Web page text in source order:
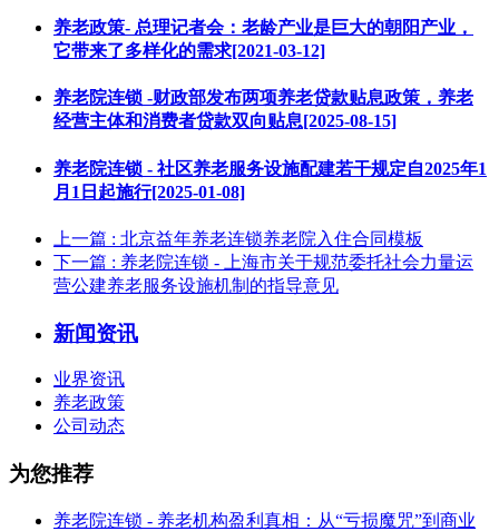
养老政策- 总理记者会：老龄产业是巨大的朝阳产业，
它带来了多样化的需求[2021-03-12]
养老院连锁 -财政部发布两项养老贷款贴息政策，养老
经营主体和消费者贷款双向贴息[2025-08-15]
养老院连锁 - 社区养老服务设施配建若干规定自2025年1
月1日起施行[2025-01-08]
上一篇 : 北京益年养老连锁养老院入住合同模板
下一篇 : 养老院连锁 - 上海市关于规范委托社会力量运
营公建养老服务设施机制的指导意见
新闻资讯
业界资讯
养老政策
公司动态
为您推荐
养老院连锁 - 养老机构盈利真相：从“亏损魔咒”到商业